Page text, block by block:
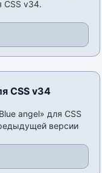
CSS v34.
CSS v34
angel» для CSS
версии